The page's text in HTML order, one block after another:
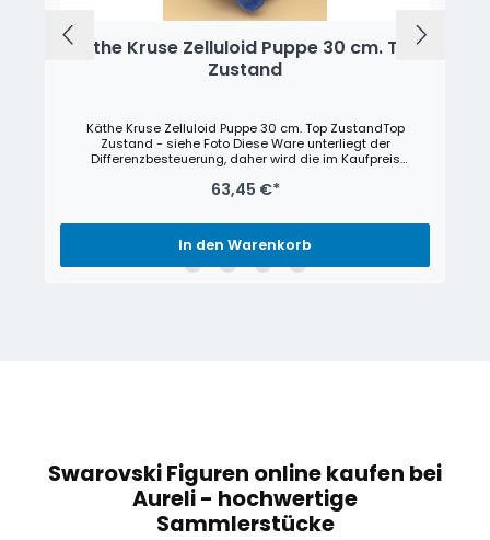
Käthe Kruse Zelluloid Puppe 30 cm. Top
Zustand
Käthe Kruse Zelluloid Puppe 30 cm. Top ZustandTop
Zustand - siehe Foto Diese Ware unterliegt der
Differenzbesteuerung, daher wird die im Kaufpreis
63,45 €*
In den Warenkorb
Swarovski Figuren online kaufen bei
Aureli - hochwertige
Sammlerstücke